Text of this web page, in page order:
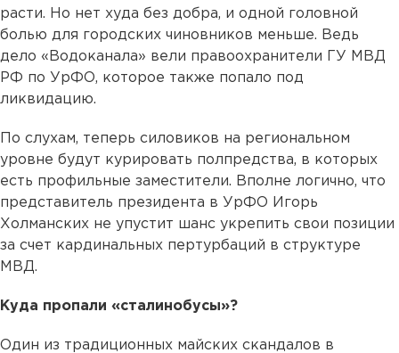
расти. Но нет худа без добра, и одной головной
болью для городских чиновников меньше. Ведь
дело «Водоканала» вели правоохранители ГУ МВД
РФ по УрФО, которое также попало под
ликвидацию.
По слухам, теперь силовиков на региональном
уровне будут курировать полпредства, в которых
есть профильные заместители. Вполне логично, что
представитель президента в УрФО Игорь
Холманских не упустит шанс укрепить свои позиции
за счет кардинальных пертурбаций в структуре
МВД.
Куда пропали «сталинобусы»?
Один из традиционных майских скандалов в